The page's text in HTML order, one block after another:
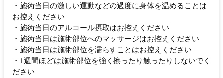
・施術当日の激しい運動などの過度に身体を温めることは
お控えください
・施術当日のアルコール摂取はお控えください
・施術当日は施術部位へのマッサージはお控えください
・施術当日は施術部位を濡らすことはお控えください
・1週間ほどは施術部位を強く擦ったり触ったりしないでく
ださい